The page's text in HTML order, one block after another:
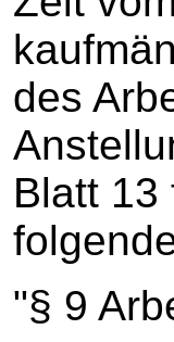
des
Blatt 13
"§ 9